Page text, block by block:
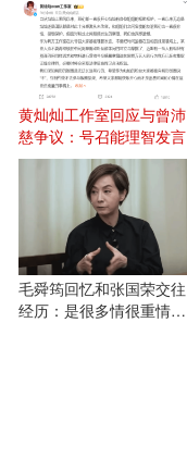
黄灿灿工作室回应与曾沛
慈争议：号召能理智发言
毛舜筠回忆和张国荣交往
经历：是很多情很重情的